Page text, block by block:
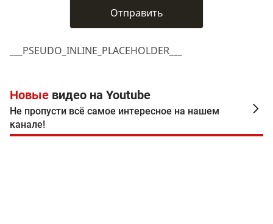
___PSEUDO_INLINE_PLACEHOLDER___
Новые видео на Youtube
Не пропусти всё самое интересное на нашем
канале!